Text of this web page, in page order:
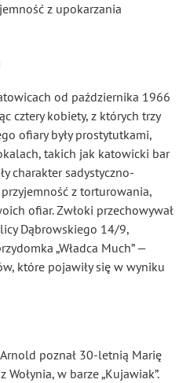
z upokarzania
od października 1966
cztery kobiety, z których trzy
ofiary były prostytutkami,
takich jak katowicki bar
charakter sadystyczno-
z torturowania,
ofiar. Zwłoki przechowywał
Dąbrowskiego 14/9,
„Władca Much” —
które pojawiły się w wyniku
poznał 30-letnią Marię
w barze „Kujawiak”.